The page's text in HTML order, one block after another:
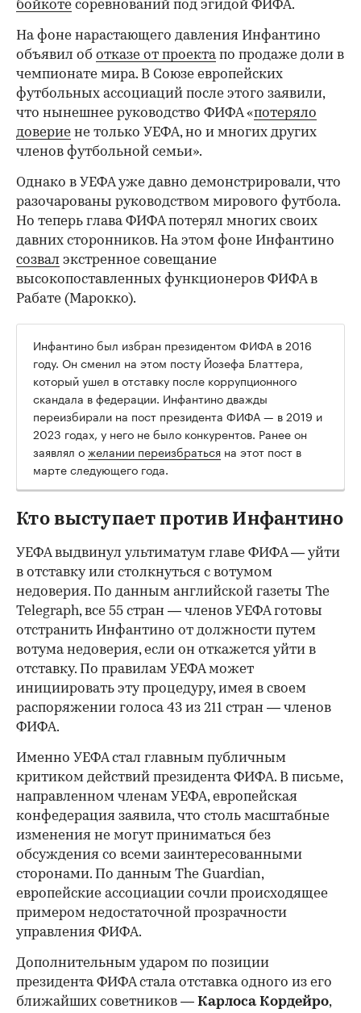
бойкоте соревнований под эгидой ФИФА.
На фоне нарастающего давления Инфантино
объявил об отказе от проектапо продаже доли в
чемпионате мира. В Союзе европейских
футбольных ассоциаций после этого заявили,
что нынешнее руководство ФИФА «потеряло
доверие не только УЕФА, но и многих других
членов футбольной семьи».
Однако в УЕФА уже давно демонстрировали, что
разочарованы руководством мирового футбола.
Но теперь глава ФИФА потерял многих своих
давних сторонников. На этом фоне Инфантино
созвал экстренное совещание
высокопоставленных функционеров ФИФА в
Рабате (Марокко).
Инфантино был избран президентом ФИФА в 2016
году. Он сменил на этом посту Йозефа Блаттера,
который ушел в отставку после коррупционного
скандала в федерации. Инфантино дважды
переизбирали на пост президента ФИФА — в 2019 и
2023 годах, у него не было конкурентов. Ранее он
заявлял ожелании переизбраться на этот пост в
марте следующего года.
Кто выступает против Инфантино
УЕФА выдвинул ультиматум главе ФИФА — уйти
в отставку или столкнуться с вотумом
недоверия. По данным английской газеты The
Telegraph, все 55 стран — членов УЕФА готовы
отстранить Инфантино от должности путем
вотума недоверия, если он откажется уйти в
отставку. По правилам УЕФА может
инициировать эту процедуру, имея в своем
распоряжении голоса 43 из 211 стран — членов
ФИФА.
Именно УЕФА стал главным публичным
критиком действий президента ФИФА. В письме,
направленном членам УЕФА, европейская
конфедерация заявила, что столь масштабные
изменения не могут приниматься без
обсуждения со всеми заинтересованными
сторонами. По данным The Guardian,
европейские ассоциации сочли происходящее
примером недостаточной прозрачности
управления ФИФА.
Дополнительным ударом по позиции
президента ФИФА стала отставка одного из его
ближайших советников — Карлоса Кордейро,